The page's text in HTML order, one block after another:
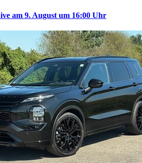
am 9. August um 16:00 Uhr